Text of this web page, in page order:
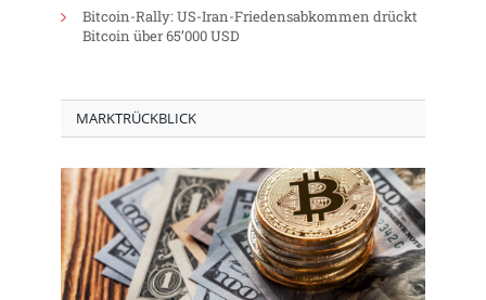
Bitcoin-Rally: US-Iran-Friedensabkommen drückt
Bitcoin über 65’000 USD
MARKTRÜCKBLICK